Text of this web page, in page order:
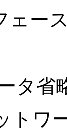
ェー
タ省
トワ